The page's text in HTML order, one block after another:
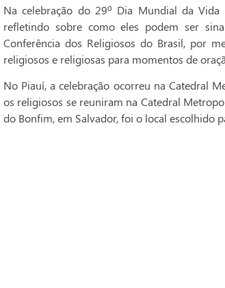
Na celebração do 29º Dia Mundial da Vida
refletindo sobre como eles podem ser
Conferência dos Religiosos do Brasil, por
religiosos e religiosas para momentos de
No Piauí, a celebração ocorreu na Catedral
os religiosos se reuniram na Catedral
do Bonfim, em Salvador, foi o local escolhido